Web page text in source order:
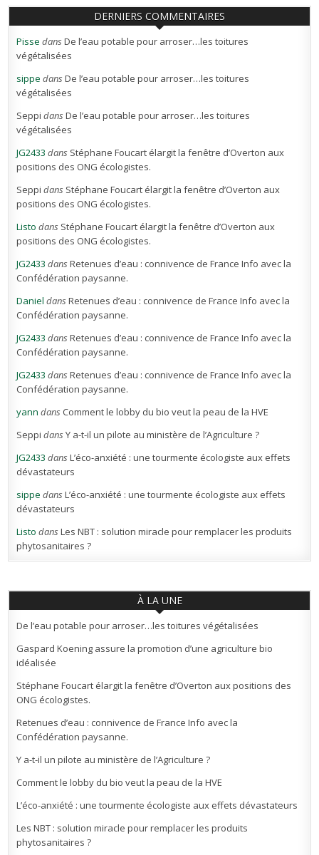
DERNIERS COMMENTAIRES
Pisse dansDe l’eau potable pour arroser…les toitures
végétalisées
sippe dansDe l’eau potable pour arroser…les toitures
végétalisées
Seppi dansDe l’eau potable pour arroser…les toitures
végétalisées
JG2433 dans Stéphane Foucart élargit la fenêtre d’Overton aux
positions des ONG écologistes.
Seppi dans Stéphane Foucart élargit la fenêtre d’Overton aux
positions des ONG écologistes.
Listo dans Stéphane Foucart élargit la fenêtre d’Overton aux
positions des ONG écologistes.
JG2433 dansRetenues d’eau : connivence de France Info avec la
Confédération paysanne.
Daniel dansRetenues d’eau : connivence de France Info avec la
Confédération paysanne.
JG2433 dansRetenues d’eau : connivence de France Info avec la
Confédération paysanne.
JG2433 dansRetenues d’eau : connivence de France Info avec la
Confédération paysanne.
yann dans Comment le lobby du bio veut la peau de la HVE
Seppi dansY a-t-il un pilote au ministère de l’Agriculture ?
JG2433 dansL’éco-anxiété : une tourmente écologiste aux effets
dévastateurs
sippe dansL’éco-anxiété : une tourmente écologiste aux effets
dévastateurs
Listo dansLes NBT : solution miracle pour remplacer les produits
phytosanitaires ?
À LA UNE
De l’eau potable pour arroser…les toitures végétalisées
Gaspard Koening assure la promotion d’une agriculture bio
idéalisée
Stéphane Foucart élargit la fenêtre d’Overton aux positions des
ONG écologistes.
Retenues d’eau : connivence de France Info avec la
Confédération paysanne.
Y a-t-il un pilote au ministère de l’Agriculture ?
Comment le lobby du bio veut la peau de la HVE
L’éco-anxiété : une tourmente écologiste aux effets dévastateurs
Les NBT : solution miracle pour remplacer les produits
phytosanitaires ?